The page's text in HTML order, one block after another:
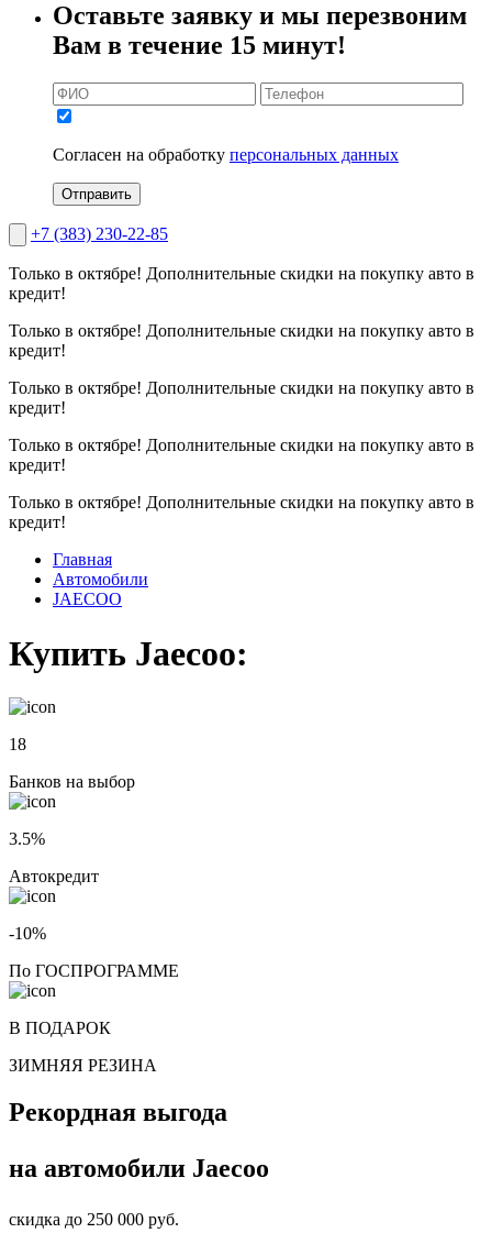
Оставьте заявку и мы перезвоним
Вам в течение 15 минут!
Согласен на обработку персональных данных
Отправить
+7 (383) 230-22-85
Только в октябре! Дополнительные скидки на покупку авто в
кредит!
Только в октябре! Дополнительные скидки на покупку авто в
кредит!
Только в октябре! Дополнительные скидки на покупку авто в
кредит!
Только в октябре! Дополнительные скидки на покупку авто в
кредит!
Только в октябре! Дополнительные скидки на покупку авто в
кредит!
Главная
Автомобили
JAECOO
Купить Jaecoo:
18
Банков на выбор
3.5%
Автокредит
-10%
По ГОСПРОГРАММЕ
В ПОДАРОК
ЗИМНЯЯ РЕЗИНА
Рекордная выгода
на автомобили Jaecoo
скидка до 250 000 руб.